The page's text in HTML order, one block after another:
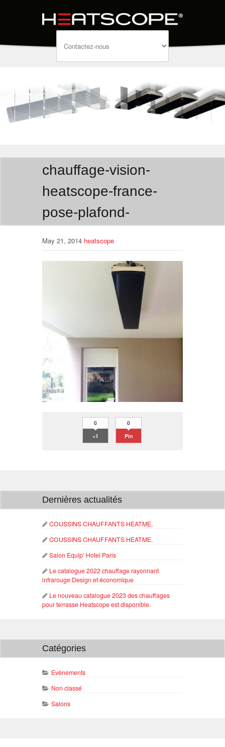
chauffage-vision-
heatscope-france-
pose-plafond-
May 21, 2014 heatscope
0
+1
0
Pin
Dernières actualités
COUSSINS CHAUFFANTS HEATME.
COUSSINS CHAUFFANTS HEATME.
Salon Equip’ Hotel Paris
Le catalogue 2022 chauffage rayonnant
infrarouge Design et économique
Le nouveau catalogue 2023 des chauffages
pour terrasse Heatscope est disponible.
Catégories
Evénements
Non classé
Salons